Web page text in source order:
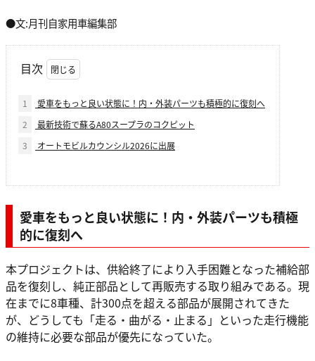
●文:月刊自家用車編集部
目次
1
愛車をもっと良い状態に！内・外装パーツも積極的に復刻へ
2
最新技術で蘇るA80スープラのコクピット
3
オートモビルカウンシル2026に出展
愛車をもっと良い状態に！内・外装パーツも積極
的に復刻へ
本プロジェクトは、供給終了により入手困難となった補給部
品を復刻し、純正部品として再販売する取り組みである。現
在までに8車種、計300点を超える部品が展開されてきた
が、どうしても「走る・曲がる・止まる」といった走行機能
の維持に必要な部品が優先になっていた。